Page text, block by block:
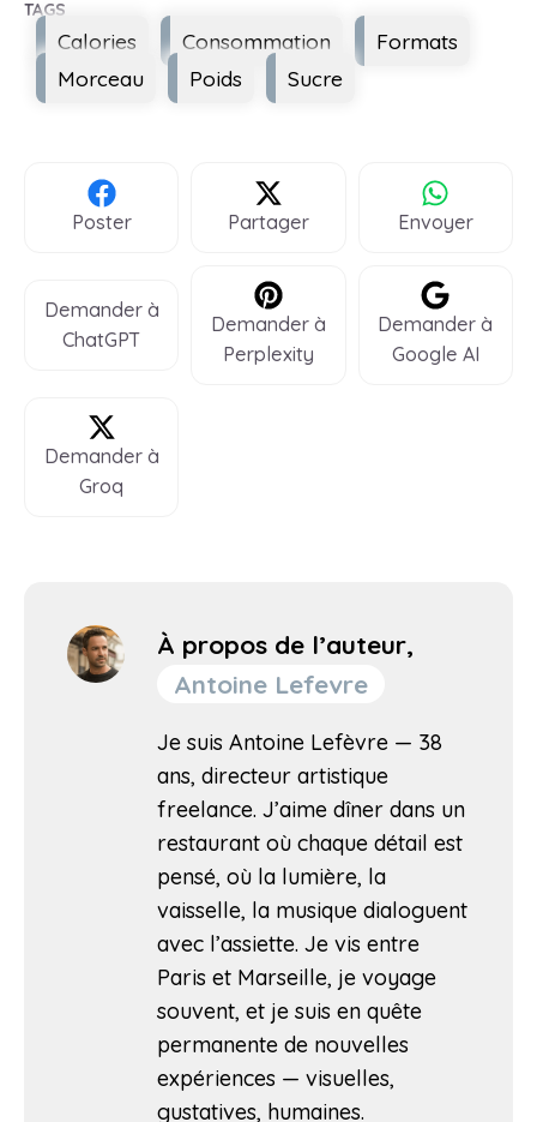
Calories Consommation
Formats
Morceau
Poids Sucre
Poster Partager Envoyer
Demander à
ChatGPT
Demander à
Perplexity
Demander à
Google AI
Demander à
Groq
À propos de l’auteur,
Antoine Lefevre
Je suis Antoine Lefèvre — 38
ans, directeur artistique
freelance. J’aime dîner dans un
restaurant où chaque détail est
pensé, où la lumière, la
vaisselle, la musique dialoguent
avec l’assiette. Je vis entre
Paris et Marseille, je voyage
souvent, et je suis en quête
permanente de nouvelles
expériences — visuelles,
gustatives, humaines.